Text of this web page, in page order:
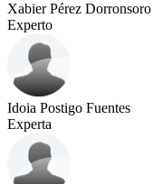
Xabier Pérez Dorronsoro
Experto
Idoia Postigo Fuentes
Experta